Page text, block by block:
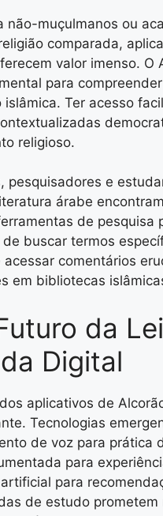
não-muçulmanos ou
comparada,
valor imenso. O
para
islâmica. Ter acesso
religioso.
pesquisadores e
árabe
de pesquisa
buscar termos
comentários
em bibliotecas
da
Digital
aplicativos de
Tecnologias
de voz para prática
para
para
de estudo prometem